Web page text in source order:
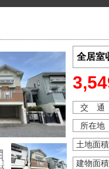
全居室
交 通
所在地
土地面積
建物面積